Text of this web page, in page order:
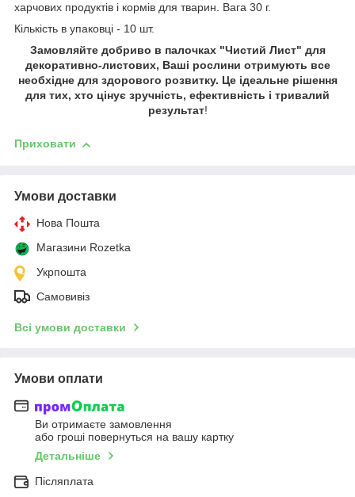
харчових продуктів і кормів для тварин. Вага 30 г.
Кількість в упаковці - 10 шт.
Замовляйте добриво в палочках "Чистий Лист" для
декоративно-листових, Ваші рослини отримують все
необхідне для здорового розвитку. Це ідеальне рішення
для тих, хто цінує зручність, ефективність і тривалий
результат!
Приховати
Умови доставки
Нова Пошта
Магазини Rozetka
Укрпошта
Самовивіз
Всі умови доставки
Умови оплати
Ви отримаєте замовлення
або гроші повернуться на вашу картку
Детальніше
Післяплата